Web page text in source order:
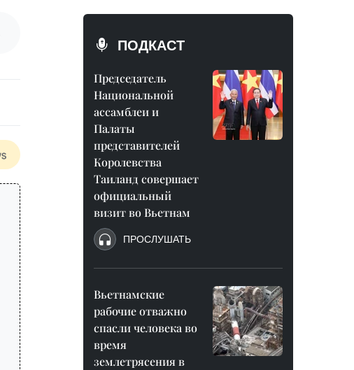
ПОДКАСТ
Председатель
Национальной
ассамблеи и
Палаты
представителей
Королевства
Таиланд совершает
официальный
визит во Вьетнам
ПРОСЛУШАТЬ
Вьетнамские
рабочие отважно
спасли человека во
время
землетрясения в